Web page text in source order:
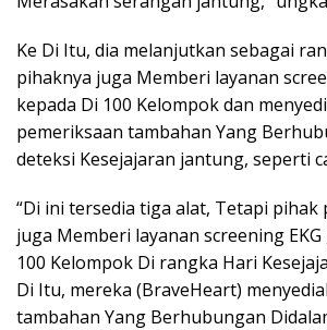
Ke Di Itu, dia melanjutkan sebagai
pihaknya juga Memberi layanan
kepada Di 100 Kelompok dan
pemeriksaan tambahan Yang
deteksi Kesejajaran jantung, seperti
“Di ini tersedia tiga alat, Tetapi pihak
juga Memberi layanan screening
100 Kelompok Di rangka Hari
Di Itu, mereka (BraveHeart)
tambahan Yang Berhubungan